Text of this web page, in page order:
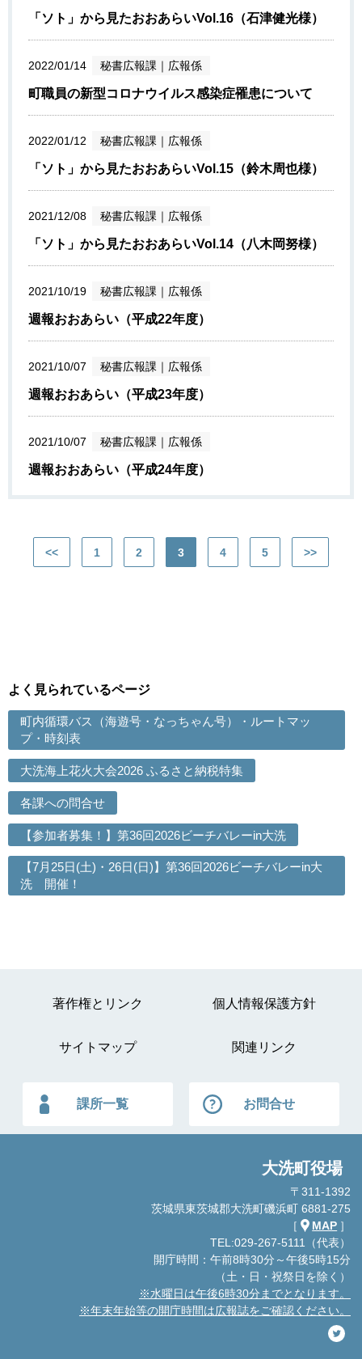
「ソト」から見たおおあらいVol.16（石津健光様）
2022/01/14 秘書広報課 ｜ 広報係
町職員の新型コロナウイルス感染症罹患について
2022/01/12 秘書広報課 ｜ 広報係
「ソト」から見たおおあらいVol.15（鈴木周也様）
2021/12/08 秘書広報課 ｜ 広報係
「ソト」から見たおおあらいVol.14（八木岡努様）
2021/10/19 秘書広報課 ｜ 広報係
週報おおあらい（平成22年度）
2021/10/07 秘書広報課 ｜ 広報係
週報おおあらい（平成23年度）
2021/10/07 秘書広報課 ｜ 広報係
週報おおあらい（平成24年度）
<< 1 2 3 4 5 >>
よく見られているページ
町内循環バス（海遊号・なっちゃん号）・ルートマッ
プ・時刻表
大洗海上花火大会2026 ふるさと納税特集
各課への問合せ
【参加者募集！】第36回2026ビーチバレーin大洗
【7月25日(土)・26日(日)】第36回2026ビーチバレーin大
洗 開催！
著作権とリンク 個人情報保護方針
サイトマップ 関連リンク
課所一覧 お問合せ
大洗町役場
〒311-1392
茨城県東茨城郡大洗町磯浜町 6881-275
［
MAP ］
TEL:029-267-5111（代表）
開庁時間：午前8時30分～午後5時15分
（土・日・祝祭日を除く）
※水曜日は午後6時30分までとなります。
※年末年始等の開庁時間は広報誌をご確認ください。